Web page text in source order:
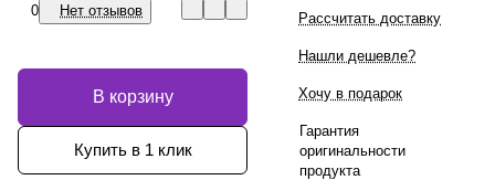
0 Нет отзывов
В корзину
Купить в 1 клик
Рассчитать доставку
Нашли дешевле?
Хочу в подарок
Гарантия
оригинальности
продукта